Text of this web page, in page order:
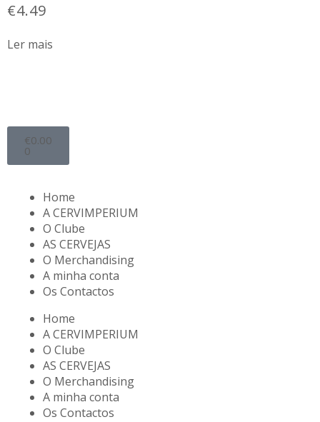
€4.49
Ler mais
€0.00
0
Home
A CERVIMPERIUM
O Clube
AS CERVEJAS
O Merchandising
A minha conta
Os Contactos
Home
A CERVIMPERIUM
O Clube
AS CERVEJAS
O Merchandising
A minha conta
Os Contactos